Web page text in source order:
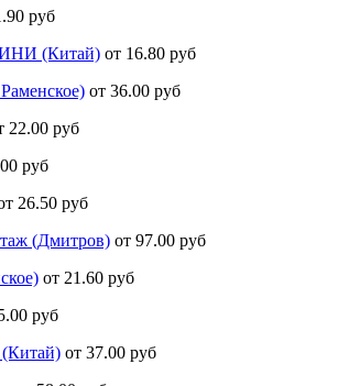
руб
(Китай) от 16.80 руб
от 36.00 руб
22.00 руб
руб
26.50 руб
(Дмитров) от 97.00 руб
от 21.60 руб
руб
от 37.00 руб